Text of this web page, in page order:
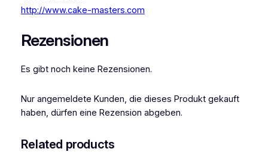
http://www.cake-masters.com
Rezensionen
Es gibt noch keine Rezensionen.
Nur angemeldete Kunden, die dieses Produkt gekauft
haben, dürfen eine Rezension abgeben.
Related products